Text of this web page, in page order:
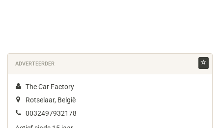
ADVERTEERDER
The Car Factory
Rotselaar, België
0032497932178